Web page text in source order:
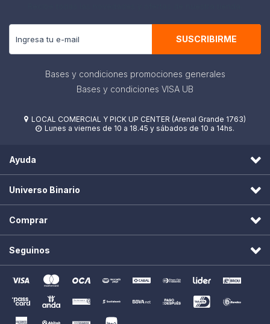
SUSCRIBIRME
Bases y condiciones promociones generales
Bases y condiciones VISA UB
 LOCAL COMERCIAL Y PICK UP CENTER (Arenal Grande 1763)
 Lunes a viernes de 10 a 18.45 y sábados de 10 a 14hs.
Ayuda
Universo Binario
Comprar
Seguinos